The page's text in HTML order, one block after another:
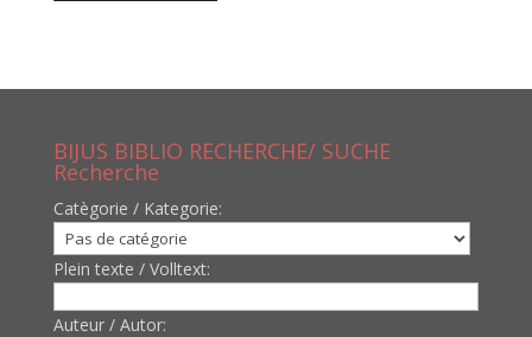
BIJUS BIBLIO RECHERCHE/ SUCHE
Recherche
Catègorie / Kategorie:
Plein texte / Volltext:
Auteur / Autor: